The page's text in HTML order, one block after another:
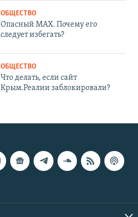
ОБЩЕСТВО
Опасный MAX. Почему его
следует избегать?
ОБЩЕСТВО
Что делать, если сайт
Крым.Реалии заблокировали?